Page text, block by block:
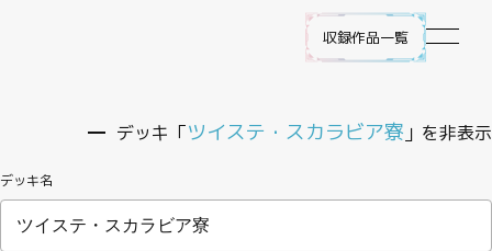
収録作品一覧
作品ラインナップ
デッキ「ツイステ・スカラビア寮 」を非表示
デッキ名